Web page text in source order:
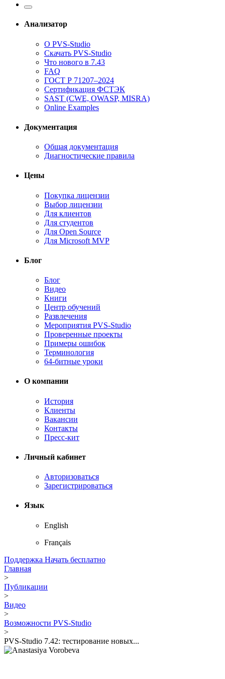
Анализатор
О PVS-Studio
Скачать PVS-Studio
Что нового в 7.43
FAQ
ГОСТ Р 71207–2024
Сертификация ФСТЭК
SAST (CWE, OWASP, MISRA)
Online Examples
Документация
Общая документация
Диагностические правила
Цены
Покупка лицензии
Выбор лицензии
Для клиентов
Для студентов
Для Open Source
Для Microsoft MVP
Блог
Блог
Видео
Книги
Центр обучений
Развлечения
Мероприятия PVS-Studio
Проверенные проекты
Примеры ошибок
Терминология
64-битные уроки
О компании
История
Клиенты
Вакансии
Контакты
Пресс-кит
Личный кабинет
Авторизоваться
Зарегистрироваться
Язык
English
Français
Поддержка Начать бесплатно
Главная
>
Публикации
>
Видео
>
Возможности PVS-Studio
>
PVS-Studio 7.42: тестирование новых...